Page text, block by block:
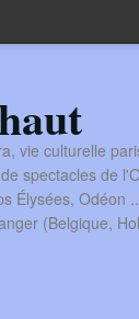
vie culturelle
spectacles de
Élysées, Odéon
(Belgique,